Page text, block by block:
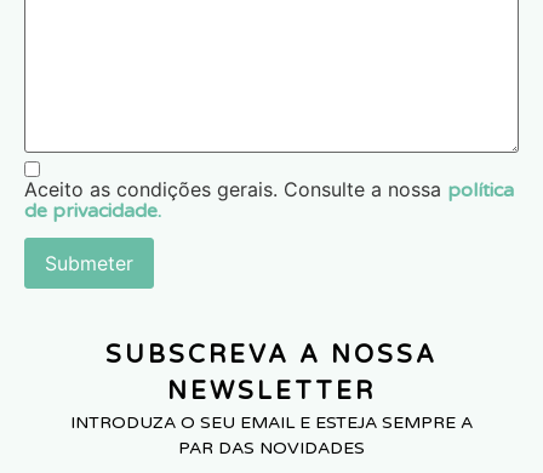
Aceito as condições gerais. Consulte a nossa política
de privacidade.
Submeter
SUBSCREVA A NOSSA
NEWSLETTER
INTRODUZA O SEU EMAIL E ESTEJA SEMPRE A
PAR DAS NOVIDADES